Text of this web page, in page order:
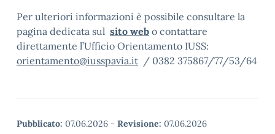
Per ulteriori informazioni è possibile consultare la
pagina dedicata sul sito web o contattare
direttamente l’Ufficio Orientamento IUSS:
orientamento@iusspavia.it / 0382 375867/77/53/64
Pubblicato: 07.06.2026 - Revisione: 07.06.2026